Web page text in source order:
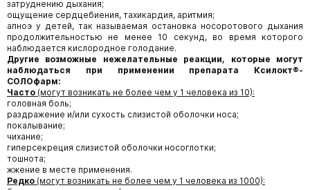
затруднению дыхания;
ощущение сердцебиения, тахикардия, аритмия;
апноэ у детей, так называемая остановка носоротового дыхания
продолжительностью не менее 10 секунд, во время которого
наблюдается кислородное голодание.
Другие возможные нежелательные реакции, которые могут
наблюдаться при применении препарата Ксилокт®-
СОЛОфарм:
Часто (могут возникать не более чем у 1 человека из 10):
головная боль;
раздражение и/или сухость слизистой оболочки носа;
покалывание;
чихание;
гиперсекреция слизистой оболочки носоглотки;
тошнота;
жжение в месте применения.
Редко (могут возникать не более чем у 1 человека из 1000):